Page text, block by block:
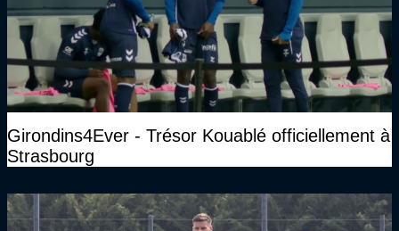
Girondins4Ever - Trésor Kouablé officiellement à
Strasbourg